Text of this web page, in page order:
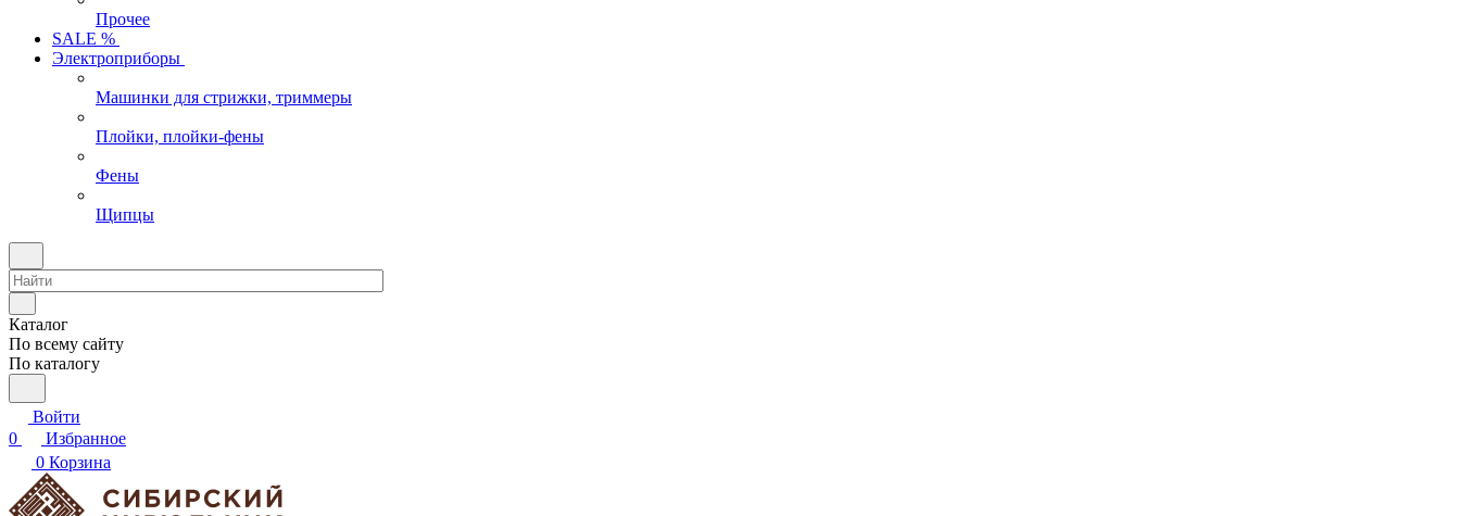
Прочее
SALE %
Электроприборы
Машинки для стрижки, триммеры
Плойки, плойки-фены
Фены
Щипцы
Каталог
По всему сайту
По каталогу
Войти
0
Избранное
0 Корзина